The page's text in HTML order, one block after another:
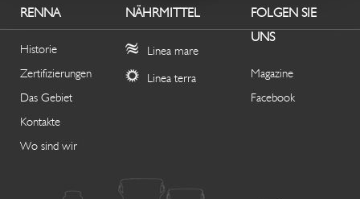
RENNA
Historie
Zertifizierungen
Das Gebiet
Kontakte
Wo sind wir
NÄHRMITTEL
Linea mare
Linea terra
FOLGEN SIE
UNS
Magazine
Facebook